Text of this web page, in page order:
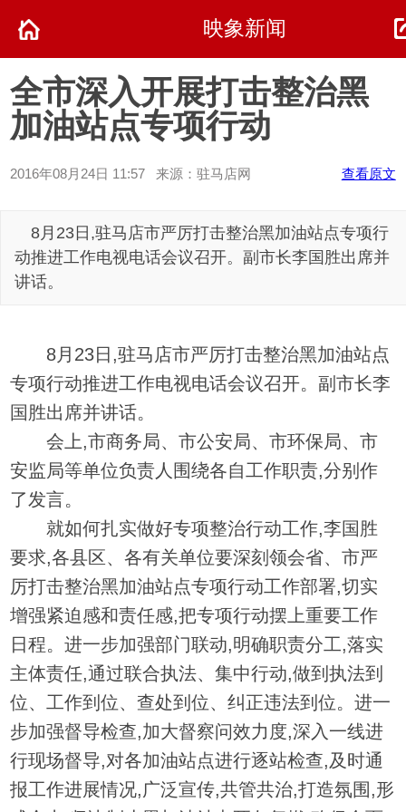
映象新闻
全市深入开展打击整治黑
加油站点专项行动
2016年08月24日 11:57 来源：驻马店网 查看原文
8月23日,驻马店市严厉打击整治黑加油站点专项行
动推进工作电视电话会议召开。副市长李国胜出席并
讲话。
8月23日,驻马店市严厉打击整治黑加油站点
专项行动推进工作电视电话会议召开。副市长李
国胜出席并讲话。
会上,市商务局、市公安局、市环保局、市
安监局等单位负责人围绕各自工作职责,分别作
了发言。
就如何扎实做好专项整治行动工作,李国胜
要求,各县区、各有关单位要深刻领会省、市严
厉打击整治黑加油站点专项行动工作部署,切实
增强紧迫感和责任感,把专项行动摆上重要工作
日程。进一步加强部门联动,明确职责分工,落实
主体责任,通过联合执法、集中行动,做到执法到
位、工作到位、查处到位、纠正违法到位。进一
步加强督导检查,加大督察问效力度,深入一线进
行现场督导,对各加油站点进行逐站检查,及时通
报工作进展情况,广泛宣传,共管共治,打造氛围,形